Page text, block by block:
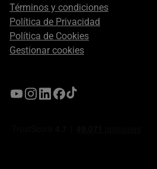
Términos y condiciones
Política de Privacidad
Política de Cookies
Gestionar cookies